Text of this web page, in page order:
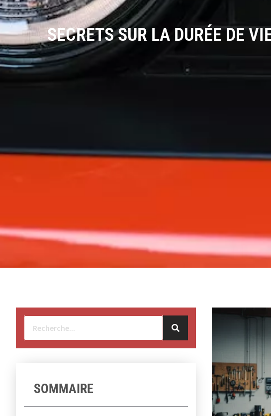
SECRETS SUR LA DURÉE DE
SOMMAIRE